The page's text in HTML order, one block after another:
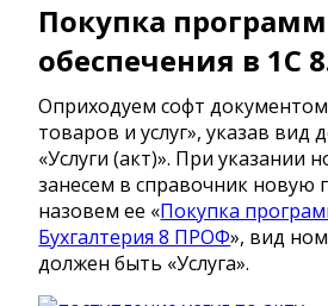
Покупка
обеспечения в 1С
Оприходуем софт
товаров и услуг», указав вид
«Услуги (акт)». При указании
занесем в справочник новую
назовем ее «Покупка
Бухгалтерия 8 ПРОФ», вид
должен быть «Услуга».